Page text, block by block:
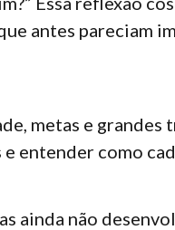
antes pareciam
metas e grandes
entender como
ainda não